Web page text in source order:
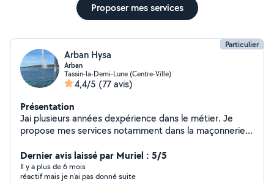
Proposer mes services
Particulier
Arban Hysa
Arban
Tassin-la-Demi-Lune (Centre-Ville)
4,4/5 (77 avis)
Présentation
Jai plusieurs années dexpérience dans le métier. Je
propose mes services notamment dans la maçonnerie,
de placo, etc.
Dernier avis laissé par Muriel : 5/5
Il y a plus de 6 mois
réactif mais je n'ai pas donné suite